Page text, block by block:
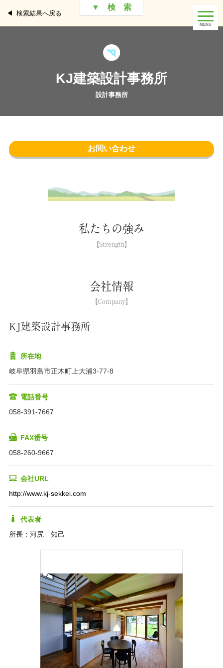
▼ 検 索
検索結果へ戻る
KJ建築設計事務所
お問い合わせ
私たちの強み
会社情報
KJ建築設計事務所
所在地
岐阜県羽島市正木町上大浦3-77-8
電話番号
058-391-7667
FAX番号
058-260-9667
会社URL
http://www.kj-sekkei.com
代表者
所長：河尻 知己